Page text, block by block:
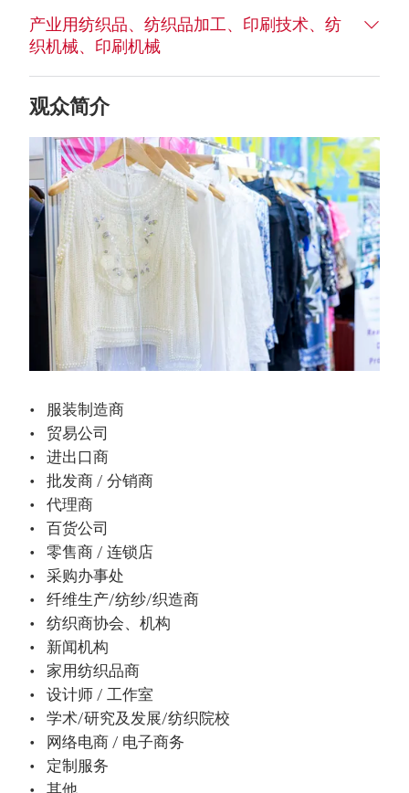
产业用纺织品、纺织品加工、印刷技术、纺
织机械、印刷机械
观众简介
服装制造商
贸易公司
进出口商
批发商 / 分销商
代理商
百货公司
零售商 / 连锁店
采购办事处
纤维生产/纺纱/织造商
纺织商协会、机构
新闻机构
家用纺织品商
设计师 / 工作室
学术/研究及发展/纺织院校
网络电商 / 电子商务
定制服务